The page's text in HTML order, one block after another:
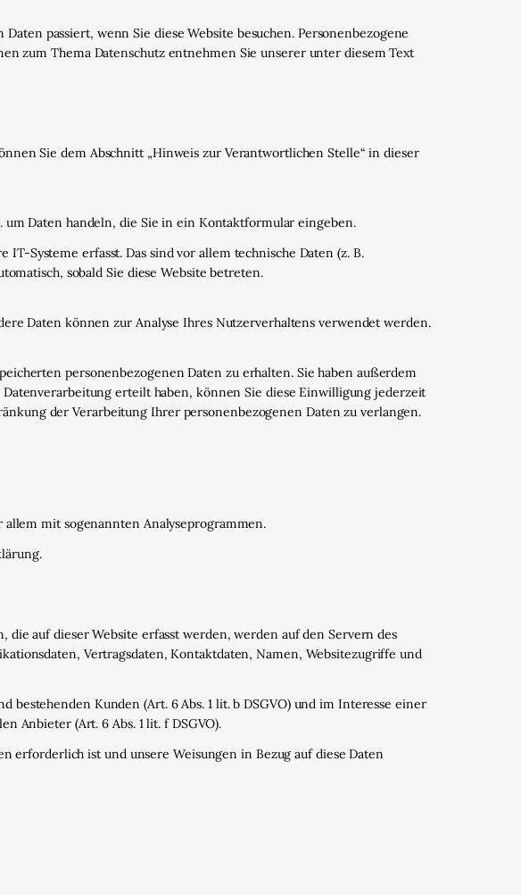
passiert, wenn Sie diese Website besuchen. Personenbezogene
zum Thema Datenschutz entnehmen Sie unserer unter diesem Text
Sie dem Abschnitt „Hinweis zur Verantwortlichen Stelle“ in dieser
um Daten handeln, die Sie in ein Kontaktformular eingeben.
Systeme erfasst. Das sind vor allem technische Daten (z. B.
sobald Sie diese Website betreten.
Daten können zur Analyse Ihres Nutzerverhaltens verwendet werden.
personenbezogenen Daten zu erhalten. Sie haben außerdem
erteilt haben, können Sie diese Einwilligung jederzeit
der Verarbeitung Ihrer personenbezogenen Daten zu verlangen.
allem mit sogenannten Analyseprogrammen.
auf dieser Website erfasst werden, werden auf den Servern des
Vertragsdaten, Kontaktdaten, Namen, Websitezugriffe und
Kunden (Art. 6 Abs. 1 lit. b DSGVO) und im Interesse einer
Anbieter (Art. 6 Abs. 1 lit. f DSGVO).
ist und unsere Weisungen in Bezug auf diese Daten